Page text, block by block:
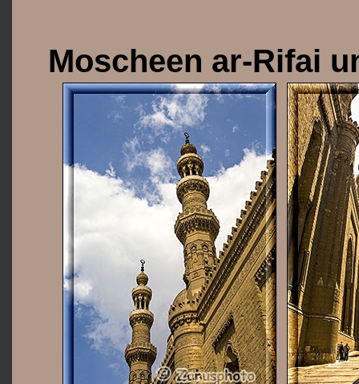
Moscheen ar-Rifai